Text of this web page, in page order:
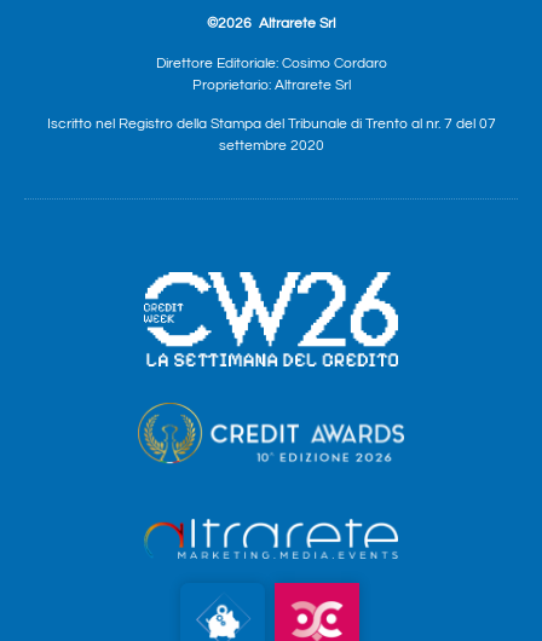
©2026 Altrarete Srl
Direttore Editoriale: Cosimo Cordaro
Proprietario: Altrarete Srl
Iscritto nel Registro della Stampa del Tribunale di Trento al nr. 7 del 07
settembre 2020